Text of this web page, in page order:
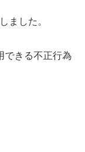
ました。
できる不正行為